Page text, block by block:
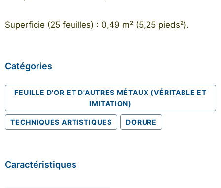
Superficie (25 feuilles) : 0,49 m² (5,25 pieds²).
Catégories
FEUILLE D'OR ET D'AUTRES MÉTAUX (VÉRITABLE ET
IMITATION)
TECHNIQUES ARTISTIQUES
DORURE
Caractéristiques